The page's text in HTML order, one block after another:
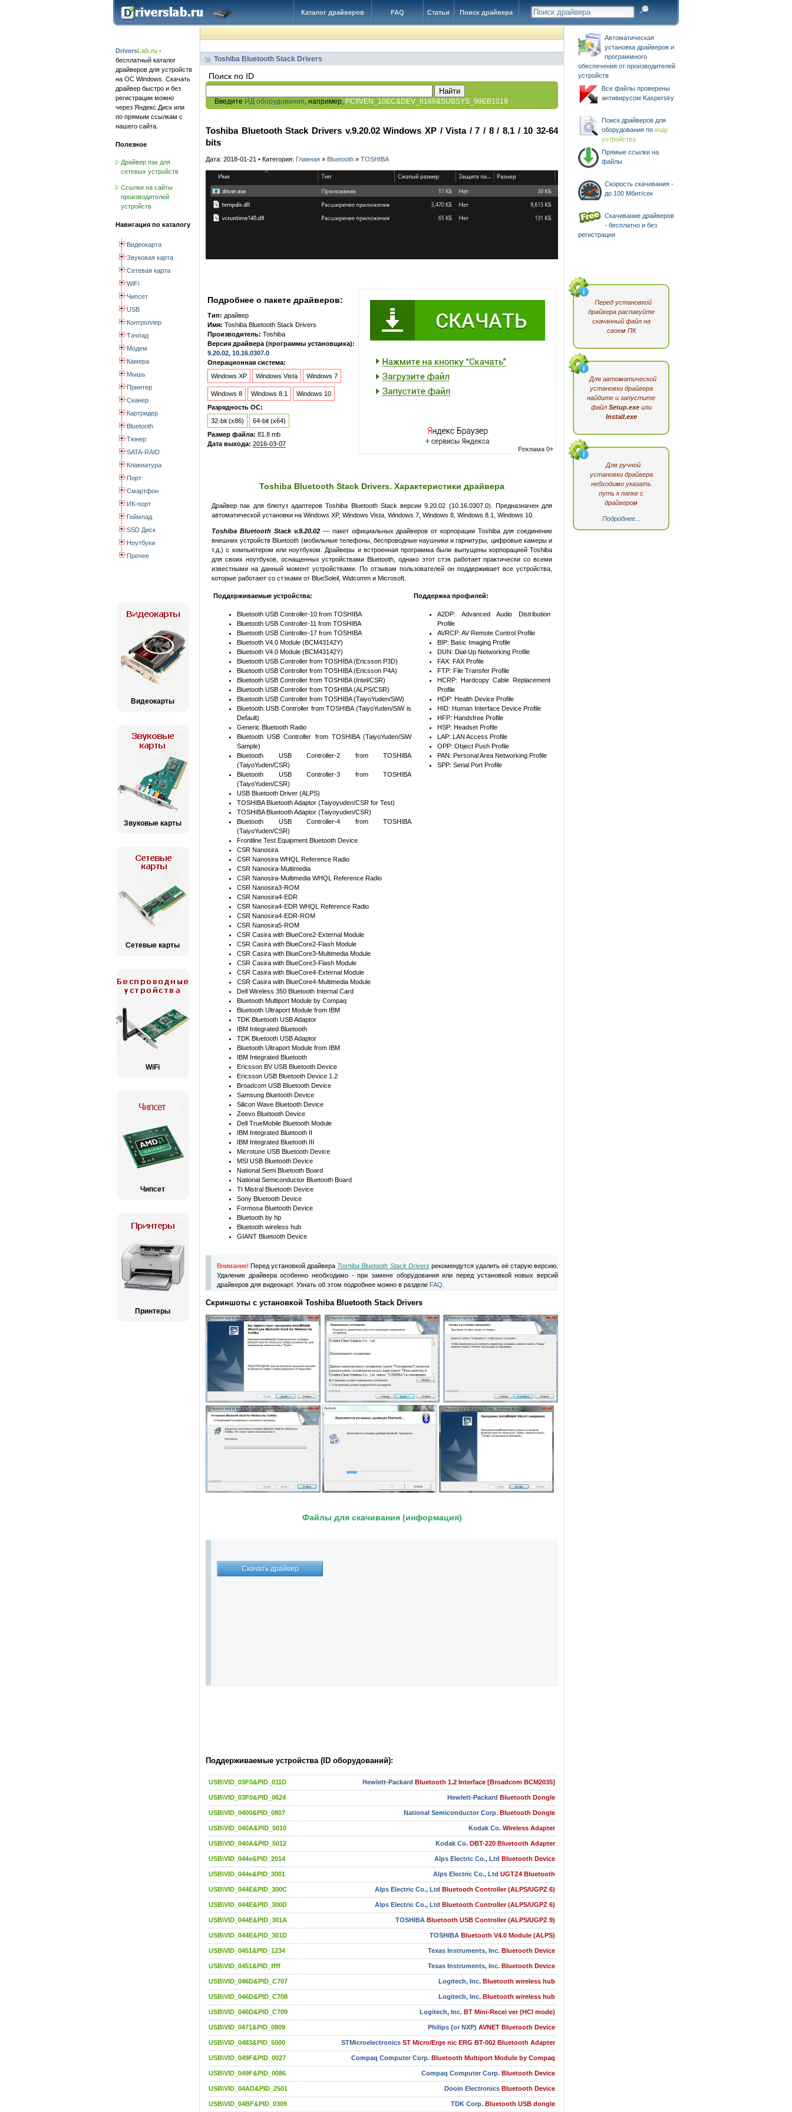
Поиск драйвера
Статьи
FAQ
Каталог драйверов
DriversLab.ru -
бесплатный каталог
драйверов для устройств
на ОС Windows. Скачать
драйвер быстро и без
регистрации можно
через Яндекс.Диск или
по прямым ссылкам с
нашего сайта.
Полезное
Драйвер пак для
сетевых устройств
Ссылки на сайты
производителей
устройств
Навигация по каталогу
Видеокарта
Звуковая карта
Сетевая карта
WiFi
Чипсет
USB
Контроллер
Тачпад
Модем
Камера
Мышь
Принтер
Сканер
Картридер
Bluetooth
Тюнер
SATA-RAID
Клавиатура
Порт
Смартфон
ИК-порт
Геймпад
SSD Диск
Ноутбуки
Прочее
Видеокарты
Звуковые карты
Сетевые карты
WiFi
Чипсет
Принтеры
Автоматическая
установка драйверов и
программного
обеспечения от производителей
устройств
Все файлы проверены
антивирусом Kaspersky
Поиск драйверов для
оборудования по коду
устройства
Прямые ссылки на
файлы
Скорость скачивания -
до 100 Мбит/сек
Скачивание драйверов
- бесплатно и без
регистрации
Перед установкой
драйвера распакуйте
скачанный файл на
своем ПК
Для автоматической
установки драйвера
найдите и запустите
файл Setup.exeили
Install.exe
Для ручной
установки драйвера
небходимо указать
путь к папке с
драйвером
Подробнее...
Toshiba Bluetooth Stack Drivers
Поиск по ID
Введите ИД оборудования, например, PCI\VEN_10EC&DEV_8168&SUBSYS_99EB1019
Toshiba Bluetooth Stack Drivers v.9.20.02 Windows XP / Vista / 7 / 8 / 8.1 / 10 32-64
bits
Дата: 2018-01-21 • Категория: Главная » Bluetooth » TOSHIBA
Подробнее о пакете драйверов:
Тип: драйвер
Имя: Toshiba Bluetooth Stack Drivers
Производитель: Toshiba
Версия драйвера (программы установщика):
9.20.02, 10.16.0307.0
Операционная система:
Windows XP
Windows Vista Windows 7
Windows 8 Windows 8.1
Windows 10
Разрядность ОС:
32-bit (x86)
64-bit (x64)
Размер файла: 81.8 mb
Дата выхода: 2016-03-07
Toshiba Bluetooth Stack Drivers. Характеристики драйвера
Драйвер пак для блютуз адаптеров Toshiba Bluetooth Stack версии 9.20.02 (10.16.0307.0). Предназначен для
автоматической установки на Windows XP, Windows Vista, Windows 7, Windows 8, Windows 8.1, Windows 10.
Toshiba Bluetooth Stack v.9.20.02— пакет официальных драйверов от корпорации Toshiba для соединение
внешних устройств Bluetooth (мобильные телефоны, беспроводные наушники и гарнитуры, цифровые камеры и
т.д.) с компьютером или ноутбуком. Драйверы и встроенная программа были выпущены корпорацией Toshiba
для своих ноутбуков, оснащенных устройствами Bluetooth, однако этот стэк работает практически со всеми
известными на данный момент устройствами. По отзывам пользователей он поддерживает все устройства,
которые работают со стэками от BlueSoleil, Widcomm и Microsoft.
Поддерживаемые устройства: Поддержка профилей:
Bluetooth USB Controller-10 from TOSHIBA
Bluetooth USB Controller-11 from TOSHIBA
Bluetooth USB Controller-17 from TOSHIBA
Bluetooth V4.0 Module (BCM43142Y)
Bluetooth V4.0 Module (BCM43142Y)
Bluetooth USB Controller from TOSHIBA (Ericsson P3D)
Bluetooth USB Controller from TOSHIBA (Ericsson P4A)
Bluetooth USB Controller from TOSHIBA (Intel/CSR)
Bluetooth USB Controller from TOSHIBA (ALPS/CSR)
Bluetooth USB Controller from TOSHIBA (TaiyoYuden/SiW)
Bluetooth USB Controller from TOSHIBA (TaiyoYuden/SiW is
Default)
Generic Bluetooth Radio
Bluetooth USB Controller from TOSHIBA (TaiyoYuden/SiW
Sample)
Bluetooth USB Controller-2 from TOSHIBA
(TaiyoYuden/CSR)
Bluetooth USB Controller-3 from TOSHIBA
(TaiyoYuden/CSR)
USB Bluetooth Driver (ALPS)
TOSHIBA Bluetooth Adaptor (Taiyoyuden/CSR for Test)
TOSHIBA Bluetooth Adaptor (Taiyoyuden/CSR)
Bluetooth USB Controller-4 from TOSHIBA
(TaiyoYuden/CSR)
Frontline Test Equipment Bluetooth Device
CSR Nanosira
CSR Nanosira WHQL Reference Radio
CSR Nanosira-Multimedia
CSR Nanosira-Multimedia WHQL Reference Radio
CSR Nanosira3-ROM
CSR Nanosira4-EDR
CSR Nanosira4-EDR WHQL Reference Radio
CSR Nanosira4-EDR-ROM
CSR Nanosira5-ROM
CSR Casira with BlueCore2-External Module
CSR Casira with BlueCore2-Flash Module
CSR Casira with BlueCore3-Multimedia Module
CSR Casira with BlueCore3-Flash Module
CSR Casira with BlueCore4-External Module
CSR Casira with BlueCore4-Multimedia Module
Dell Wireless 350 Bluetooth Internal Card
Bluetooth Multiport Module by Compaq
Bluetooth Ultraport Module from IBM
TDK Bluetooth USB Adaptor
IBM Integrated Bluetooth
TDK Bluetooth USB Adaptor
Bluetooth Ultraport Module from IBM
IBM Integrated Bluetooth
Ericsson BV USB Bluetooth Device
Ericsson USB Bluetooth Device 1.2
Broadcom USB Bluetooth Device
Samsung Bluetooth Device
Silicon Wave Bluetooth Device
Zeevo Bluetooth Device
Dell TrueMobile Bluetooth Module
IBM Integrated Bluetooth II
IBM Integrated Bluetooth III
Microtune USB Bluetooth Device
MSI USB Bluetooth Device
National Semi Bluetooth Board
National Semiconductor Bluetooth Board
TI Mistral Bluetooth Device
Sony Bluetooth Device
Formosa Bluetooth Device
Bluetooth by hp
Bluetooth wireless hub
GIANT Bluetooth Device
A2DP: Advanced Audio Distribution
Profile
AVRCP: AV Remote Control Profile
BIP: Basic Imaging Profile
DUN: Dial-Up Networking Profile
FAX: FAX Profile
FTP: File Transfer Profile
HCRP: Hardcopy Cable Replacement
Profile
HDP: Health Device Profile
HID: Human Interface Device Profile
HFP: Handsfree Profile
HSP: Headset Profile
LAP: LAN Access Profile
OPP: Object Push Profile
PAN: Personal Area Networking Profile
SPP: Serial Port Profile
Внимание! Перед установкой драйвера Toshiba Bluetooth Stack Driversрекомендутся удалить её старую версию.
Удаление драйвера особенно необходимо - при замене оборудования или перед установкой новых версий
драйверов для видеокарт. Узнать об этом подробнее можно в разделе FAQ.
Скриншоты с установкой Toshiba Bluetooth Stack Drivers
Файлы для скачивания (информация)
Поддерживаемые устройства (ID оборудований):
USB\VID_03F0&PID_011D Hewlett-Packard Bluetooth 1.2 Interface [Broadcom BCM2035]
USB\VID_03F0&PID_0624 Hewlett-Packard Bluetooth Dongle
USB\VID_0400&PID_0807 National Semiconductor Corp. Bluetooth Dongle
USB\VID_040A&PID_5010 Kodak Co. Wireless Adapter
USB\VID_040A&PID_5012 Kodak Co. DBT-220 Bluetooth Adapter
USB\VID_044e&PID_2014 Alps Electric Co., Ltd Bluetooth Device
USB\VID_044e&PID_3001 Alps Electric Co., Ltd UGTZ4 Bluetooth
USB\VID_044E&PID_300C Alps Electric Co., Ltd Bluetooth Controller (ALPS/UGPZ 6)
USB\VID_044E&PID_300D Alps Electric Co., Ltd Bluetooth Controller (ALPS/UGPZ 6)
USB\VID_044E&PID_301A TOSHIBA Bluetooth USB Controller (ALPS/UGPZ 9)
USB\VID_044E&PID_301D TOSHIBA Bluetooth V4.0 Module (ALPS)
USB\VID_0451&PID_1234 Texas Instruments, Inc. Bluetooth Device
USB\VID_0451&PID_ffff Texas Instruments, Inc. Bluetooth Device
USB\VID_046D&PID_C707 Logitech, Inc. Bluetooth wireless hub
USB\VID_046D&PID_C708 Logitech, Inc. Bluetooth wireless hub
USB\VID_046D&PID_C709 Logitech, Inc. BT Mini-Recei ver (HCI mode)
USB\VID_0471&PID_0809 Philips (or NXP) AVNET Bluetooth Device
USB\VID_0483&PID_5000 STMicroelectronics ST Micro/Erge nic ERG BT-002 Bluetooth Adapter
USB\VID_049F&PID_0027 Compaq Computer Corp. Bluetooth Multiport Module by Compaq
USB\VID_049F&PID_0086 Compaq Computer Corp. Bluetooth Device
USB\VID_04AD&PID_2501 Dooin Electronics Bluetooth Device
USB\VID_04BF&PID_0309 TDK Corp. Bluetooth USB dongle